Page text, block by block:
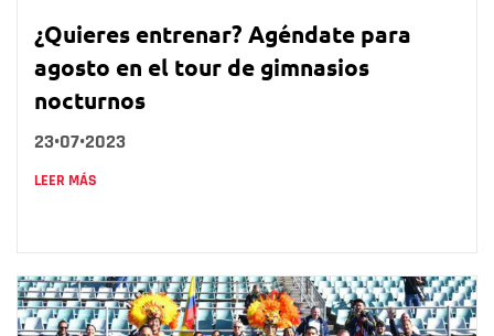
¿Quieres entrenar? Agéndate para
agosto en el tour de gimnasios
nocturnos
23•07•2023
LEER MÁS